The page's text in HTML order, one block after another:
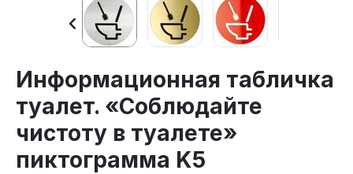
Информационная табличка
туалет. «Соблюдайте
чистоту в туалете»
пиктограмма K5